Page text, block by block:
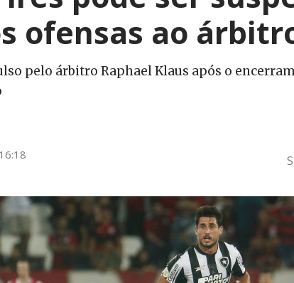
ofensas ao
pelo árbitro Raphael Klaus após o